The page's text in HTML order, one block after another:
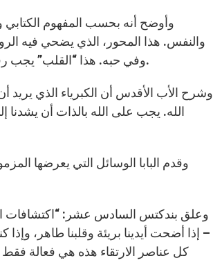
وأوضح أنه بحسب المفهوم الكتابي
والنفس. هذا المحور، الذي يضحي فيه
وفي حبه. هذا “القلب” يجب رفعه. ولكن نحن ضعفاء جدًا لكي نرفع قلوبنا حتى سمو الله. ليس ذلك في متناولنا.
وشرح الأب الأقدس أن الكبرياء الذي يريد
الله. يجب على الله بالذات أن
وعلق بندكتس السادس عشر: “اكتشافات
– إذا أضحت أيدينا بريئة وقلبنا طاهر،
كل عناصر الارتقاء هذه هي فعالة فقط